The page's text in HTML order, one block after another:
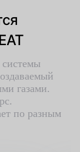
газами.
по разным